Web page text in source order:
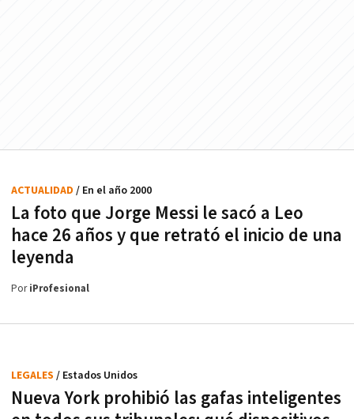
La foto que Jorge Messi le sacó a Leo
hace 26 años y que retrató el inicio de una
leyenda
ACTUALIDAD / En el año 2000
PoriProfesional
Nueva York prohibió las gafas inteligentes
LEGALES / Estados Unidos